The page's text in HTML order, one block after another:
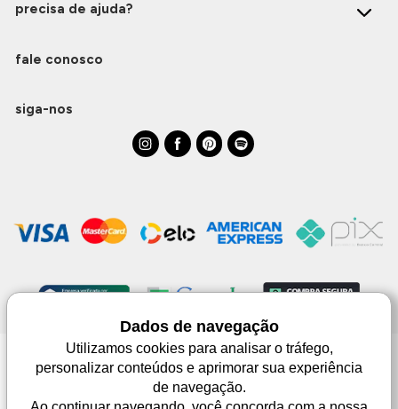
precisa de ajuda?
fale conosco
siga-nos
Monjuá | CNPJ 98.102.650/0083-99 | Av. Júlio de Castilhos, 1553 - 02 - Três
Passos | © Todos os direitos reservados
As imagens aqui apresentadas são meramente lustrativas, podendo haver
Dados de navegação
Utilizamos cookies para analisar o tráfego,
personalizar conteúdos e aprimorar sua experiência
de navegação.